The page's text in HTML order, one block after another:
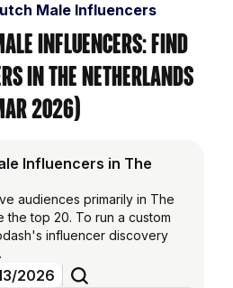
Male Influencers
Influencers: Find
in the Netherlands
2026)
Influencers in The
audiences primarily in The
the top 20. To run a custom
influencer discovery
.
2026